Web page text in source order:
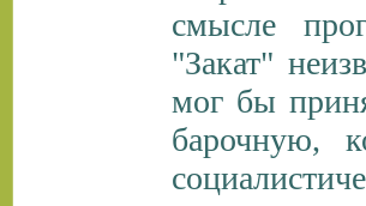
смысле
"Закат"
мог бы
барочную,